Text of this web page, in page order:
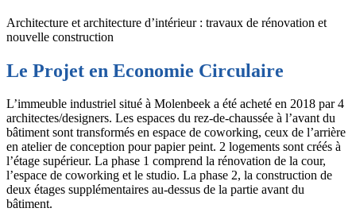
Architecture et architecture d’intérieur : travaux de rénovation et
nouvelle construction
Le Projet en Economie Circulaire
L’immeuble industriel situé à Molenbeek a été acheté en 2018 par 4
architectes/designers. Les espaces du rez-de-chaussée à l’avant du
bâtiment sont transformés en espace de coworking, ceux de l’arrière
en atelier de conception pour papier peint. 2 logements sont créés à
l’étage supérieur. La phase 1 comprend la rénovation de la cour,
l’espace de coworking et le studio. La phase 2, la construction de
deux étages supplémentaires au-dessus de la partie avant du
bâtiment.